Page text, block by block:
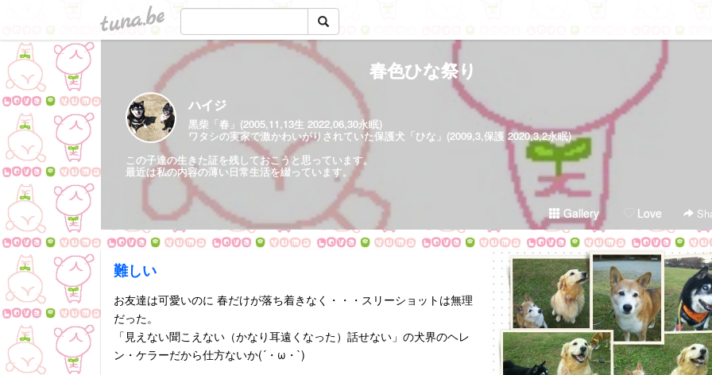
tuna.be
春色ひな祭り
ハイジ
黒柴「春」(2005,11,13生 2022,06,30永眠)
ワタシの実家で激かわいがりされていた保護犬「ひな」(2009,3,保護 2020,3,2永眠)
この子達の生きた証を残しておこうと思っています。
最近は私の内容の薄い日常生活を綴っています。
Gallery Love
難しい
お友達は可愛いのに 春だけが落ち着きなく・・・スリーショットは無理
だった。
「見えない聞こえない（かなり耳遠くなった）話せない」の犬界のヘレ
ン・ケラーだから仕方ないか(´・ω・`)